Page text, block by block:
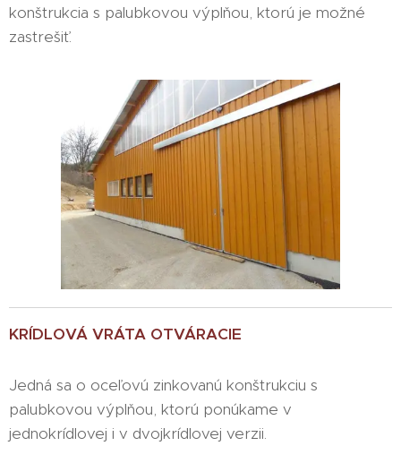
konštrukcia s palubkovou výplňou, ktorú je možné
zastrešiť.
KRÍDLOVÁ VRÁTA OTVÁRACIE
Jedná sa o oceľovú zinkovanú konštrukciu s
palubkovou výplňou, ktorú ponúkame v
jednokrídlovej i v dvojkrídlovej verzii.